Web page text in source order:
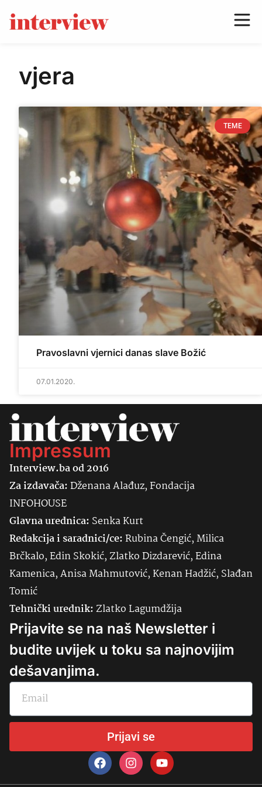
vjera
TEME
Pravoslavni vjernici danas slave Božić
07.01.2020.
Impressum
Interview.ba od 2016
Za izdavača:Dženana Alađuz, Fondacija
INFOHOUSE
Glavna urednica: SenkaKurt
Redakcija i saradnici/ce:Rubina Čengić, Milica
Brčkalo, Edin Skokić, Zlatko Dizdarević, Edina
Kamenica, Anisa Mahmutović, Kenan Hadžić, Slađan
Tomić
Tehnički urednik:Zlatko Lagumdžija
Prijavite se na naš Newsletter i
budite uvijek u toku sa najnovijim
dešavanjima.
Prijavi se